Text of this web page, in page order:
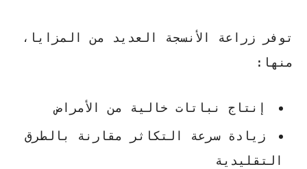
توفر زراعة الأنسجة العديد من المزايا،
منها:
إنتاج نباتات خالية من الأمراض
زيادة سرعة التكاثر مقارنة بالطرق
التقليدية